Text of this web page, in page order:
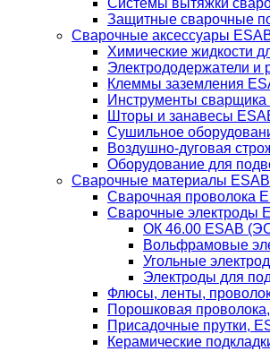
Системы вытяжки
Защитные сварочные
Сварочные аксессуары
Химические жидкости
Электрододержатели и
Клеммы заземления
Инструменты сварщика
Шторы и занавесы
Сушильное
Воздушно-дуговая
Оборудование для
Сварочные материалы ESAB
Сварочная проволока
Сварочные электроды
ОК 46.00 ESAB
Вольфрамовые
Угольные
Электроды для
Флюсы, ленты,
Порошковая
Присадочные прутки,
Керамические